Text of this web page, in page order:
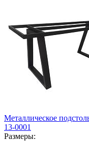
Металлическое
13-0001
Размеры: